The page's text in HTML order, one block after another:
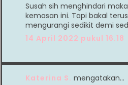
Susah sih menghindari
kemasan ini. Tapi bakal
mengurangi sedikit demi
14 April 2022 pukul 16.18
Katerina S. mengatakan…